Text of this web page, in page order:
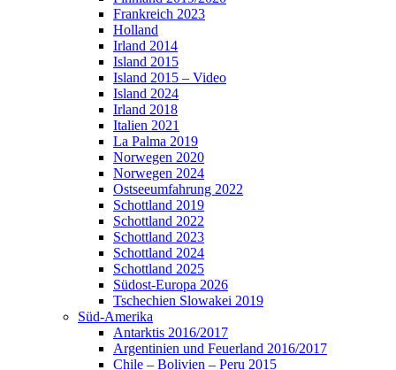
Frankreich 2023
Holland
Irland 2014
Island 2015
Island 2015 – Video
Island 2024
Irland 2018
Italien 2021
La Palma 2019
Norwegen 2020
Norwegen 2024
Ostseeumfahrung 2022
Schottland 2019
Schottland 2022
Schottland 2023
Schottland 2024
Schottland 2025
Südost-Europa 2026
Tschechien Slowakei 2019
Süd-Amerika
Antarktis 2016/2017
Argentinien und Feuerland 2016/2017
Chile – Bolivien – Peru 2015